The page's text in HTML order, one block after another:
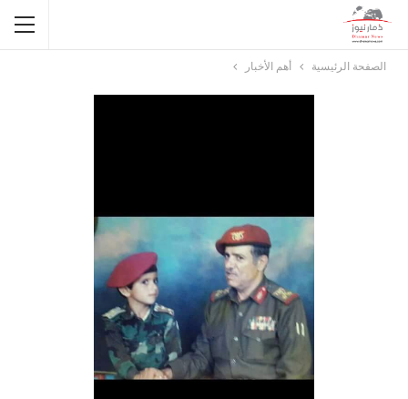
الصفحة الرئيسية أهم الأخبار